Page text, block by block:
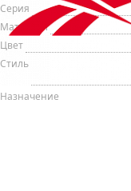
Серия
Материал
Цвет
Стиль
Назначение